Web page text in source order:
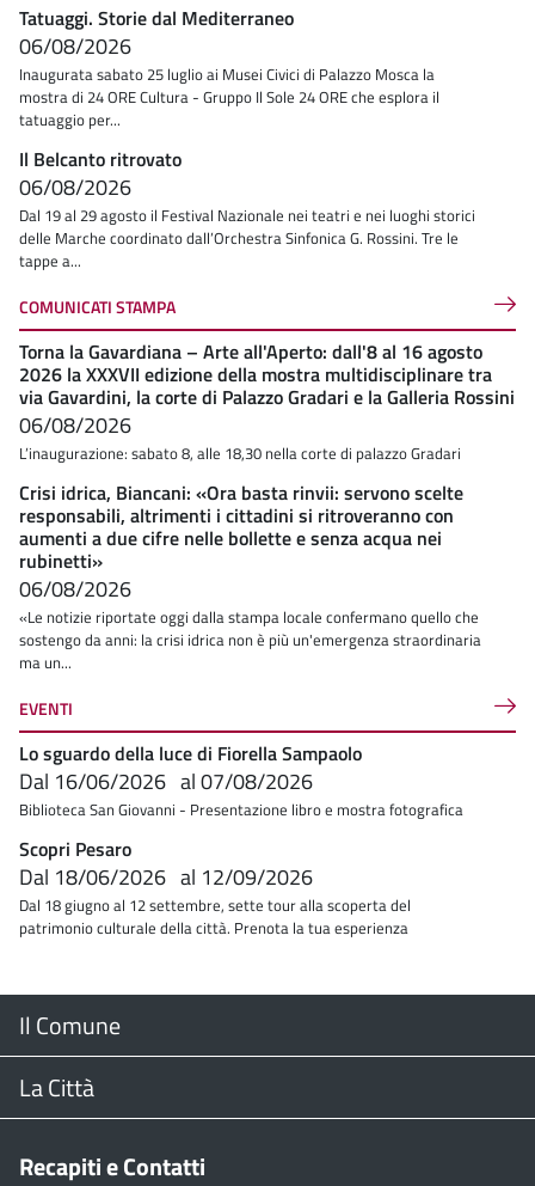
Tatuaggi. Storie dal Mediterraneo
06/08/2026
Inaugurata sabato 25 luglio ai Musei Civici di Palazzo Mosca la
mostra di 24 ORE Cultura - Gruppo Il Sole 24 ORE che esplora il
tatuaggio per...
Il Belcanto ritrovato
06/08/2026
Dal 19 al 29 agosto il Festival Nazionale nei teatri e nei luoghi storici
delle Marche coordinato dall’Orchestra Sinfonica G. Rossini. Tre le
tappe a...
COMUNICATI STAMPA
Torna la Gavardiana – Arte all'Aperto: dall'8 al 16 agosto
2026 la XXXVII edizione della mostra multidisciplinare tra
via Gavardini, la corte di Palazzo Gradari e la Galleria Rossini
06/08/2026
L’inaugurazione: sabato 8, alle 18,30 nella corte di palazzo Gradari
Crisi idrica, Biancani: «Ora basta rinvii: servono scelte
responsabili, altrimenti i cittadini si ritroveranno con
aumenti a due cifre nelle bollette e senza acqua nei
rubinetti»
06/08/2026
«Le notizie riportate oggi dalla stampa locale confermano quello che
sostengo da anni: la crisi idrica non è più un'emergenza straordinaria
ma un...
EVENTI
Lo sguardo della luce di Fiorella Sampaolo
Dal 16/06/2026 al07/08/2026
Biblioteca San Giovanni - Presentazione libro e mostra fotografica
Scopri Pesaro
Dal 18/06/2026 al 12/09/2026
Dal 18 giugno al 12 settembre, sette tour alla scoperta del
patrimonio culturale della città. Prenota la tua esperienza
Menu
Footer
Il Comune
Il Sindaco
La Città
Recapiti e Contatti